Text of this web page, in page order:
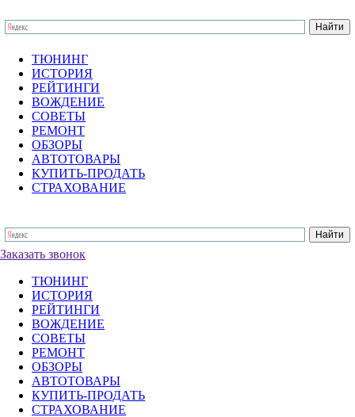
ТЮНИНГ
ИСТОРИЯ
РЕЙТИНГИ
ВОЖДЕНИЕ
СОВЕТЫ
РЕМОНТ
ОБЗОРЫ
АВТОТОВАРЫ
КУПИТЬ-ПРОДАТЬ
СТРАХОВАНИЕ
Заказать звонок
ТЮНИНГ
ИСТОРИЯ
РЕЙТИНГИ
ВОЖДЕНИЕ
СОВЕТЫ
РЕМОНТ
ОБЗОРЫ
АВТОТОВАРЫ
КУПИТЬ-ПРОДАТЬ
СТРАХОВАНИЕ